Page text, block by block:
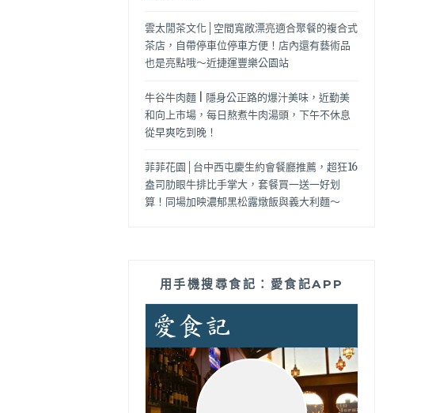
雲太閒茶文化│空間寬敞漂亮適合聚餐的複合式
茶店，自帶停車位停車方便！店內還有藝術品
也是亮點哦～近捷運豐樂公園站
牛谷牛肉麵 | 隱身公正路的爆汁美味，近勤美
和向上市場，每日熬煮牛肉湯頭，下午不休息
從早爽吃到晚！
菲菲花園│台中西屯慶生約會餐廳推薦，超狂16
盎司肋眼牛排比手掌大，套餐買一送一好划
算！同場加映濃郁黑松露燉飯與義大利麵～
用手機搜尋食記：愛食記APP